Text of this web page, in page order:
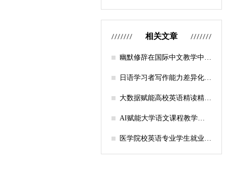
相关文章
幽默修辞在国际中文教学中的
日语学习者写作能力差异化培
大数据赋能高校英语精读精准
AI赋能大学语文课程教学实
医学院校英语专业学生就业困